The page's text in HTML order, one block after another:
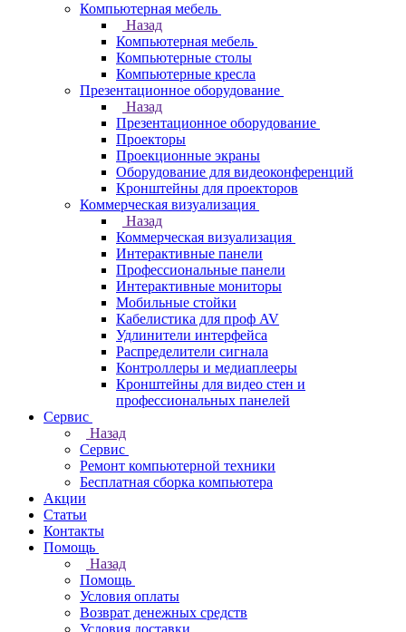
Компьютерная мебель
Назад
Компьютерная мебель
Компьютерные столы
Компьютерные кресла
Презентационное оборудование
Назад
Презентационное оборудование
Проекторы
Проекционные экраны
Оборудование для видеоконференций
Кронштейны для проекторов
Коммерческая визуализация
Назад
Коммерческая визуализация
Интерактивные панели
Профессиональные панели
Интерактивные мониторы
Мобильные стойки
Кабелистика для проф AV
Удлинители интерфейса
Распределители сигнала
Контроллеры и медиаплееры
Кронштейны для видео стен и
профессиональных панелей
Сервис
Назад
Сервис
Ремонт компьютерной техники
Бесплатная сборка компьютера
Акции
Статьи
Контакты
Помощь
Назад
Помощь
Условия оплаты
Возврат денежных средств
Условия доставки